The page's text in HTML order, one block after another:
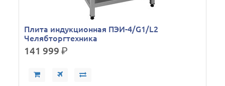
Плита индукционная ПЭИ-4/G1/L2
Челябторгтехника
141 999р.